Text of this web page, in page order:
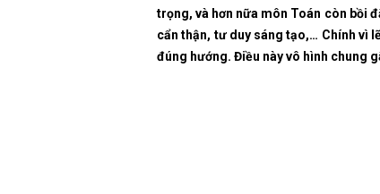
trọng, và hơn nữa môn Toán còn bồi
cẩn thận, tư duy sáng tạo,… Chính vì
đúng hướng. Điều này vô hình chung